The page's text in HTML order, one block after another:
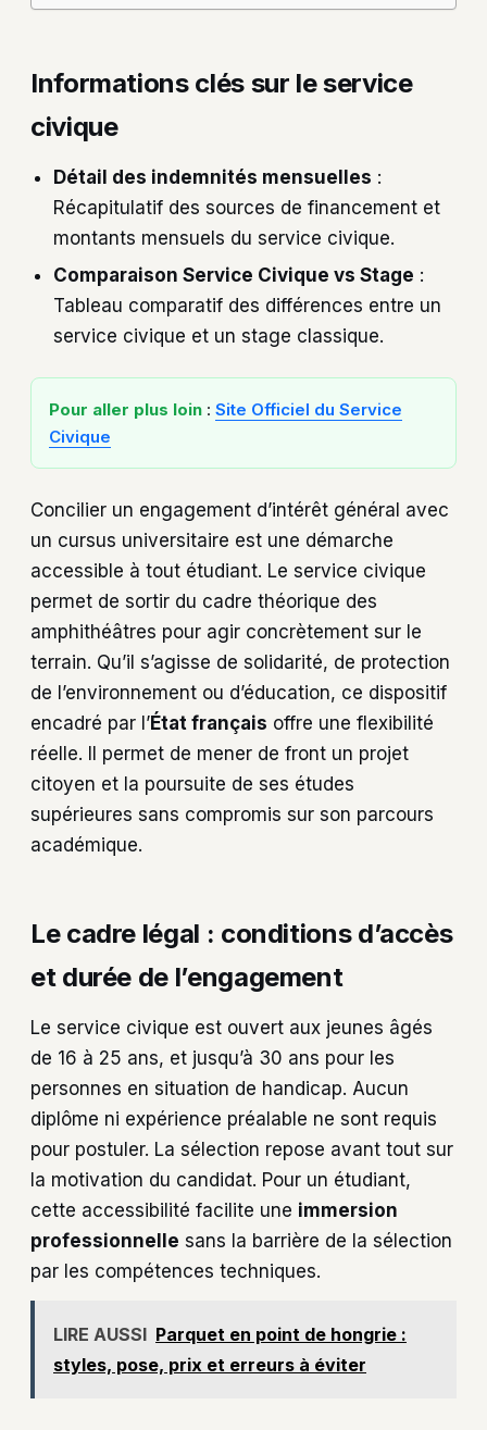
Informations clés sur le service
civique
Détail des indemnités mensuelles :
Récapitulatif des sources de financement et
montants mensuels du service civique.
Comparaison Service Civique vs Stage :
Tableau comparatif des différences entre un
service civique et un stage classique.
Pour aller plus loin : Site Officiel du Service
Civique
Concilier un engagement d’intérêt général avec
un cursus universitaire est une démarche
accessible à tout étudiant. Le service civique
permet de sortir du cadre théorique des
amphithéâtres pour agir concrètement sur le
terrain. Qu’il s’agisse de solidarité, de protection
de l’environnement ou d’éducation, ce dispositif
encadré par l’État français offre une flexibilité
réelle. Il permet de mener de front un projet
citoyen et la poursuite de ses études
supérieures sans compromis sur son parcours
académique.
Le cadre légal : conditions d’accès
et durée de l’engagement
Le service civique est ouvert aux jeunes âgés
de 16 à 25 ans, et jusqu’à 30 ans pour les
personnes en situation de handicap. Aucun
diplôme ni expérience préalable ne sont requis
pour postuler. La sélection repose avant tout sur
la motivation du candidat. Pour un étudiant,
cette accessibilité facilite une immersion
professionnelle sans la barrière de la sélection
par les compétences techniques.
LIRE AUSSI Parquet en point de hongrie :
styles, pose, prix et erreurs à éviter